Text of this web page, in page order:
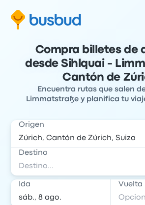
Compra billetes de
desde Sihlquai -
Cantón de
Encuentra rutas que salen
Limmatstraße y planifica tu
Origen
Destino
Ida Vuelta